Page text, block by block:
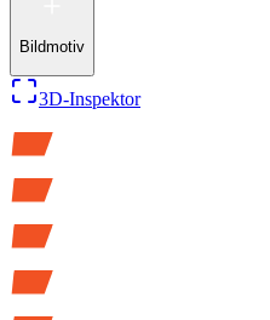
Bildmotiv
3D-Inspektor